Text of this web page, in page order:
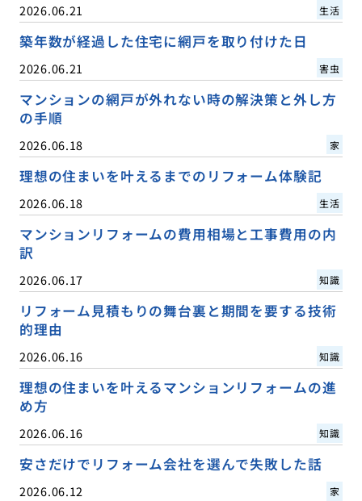
2026.06.21 生活
築年数が経過した住宅に網戸を取り付けた日
2026.06.21 害虫
マンションの網戸が外れない時の解決策と外し方
の手順
2026.06.18 家
理想の住まいを叶えるまでのリフォーム体験記
2026.06.18 生活
マンションリフォームの費用相場と工事費用の内
訳
2026.06.17 知識
リフォーム見積もりの舞台裏と期間を要する技術
的理由
2026.06.16 知識
理想の住まいを叶えるマンションリフォームの進
め方
2026.06.16 知識
安さだけでリフォーム会社を選んで失敗した話
2026.06.12 家